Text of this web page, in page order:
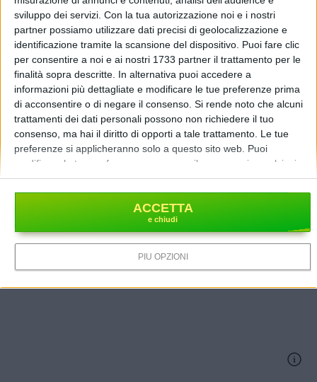
sviluppo dei servizi. Con la tua autorizzazione noi e i nostri
partner possiamo utilizzare dati precisi di geolocalizzazione e
identificazione tramite la scansione del dispositivo. Puoi fare clic
per consentire a noi e ai nostri 1733 partner il trattamento per le
finalità sopra descritte. In alternativa puoi accedere a
informazioni più dettagliate e modificare le tue preferenze prima
di acconsentire o di negare il consenso. Si rende noto che alcuni
trattamenti dei dati personali possono non richiedere il tuo
consenso, ma hai il diritto di opporti a tale trattamento. Le tue
preferenze si applicheranno solo a questo sito web. Puoi
modificare le tue preferenze o revocare il consenso in qualsiasi
momento tornando su questo sito e facendo clic sul pulsante
"Privacy" in fondo alla pagina web.
PIÙ OPZIONI
ACCETTA